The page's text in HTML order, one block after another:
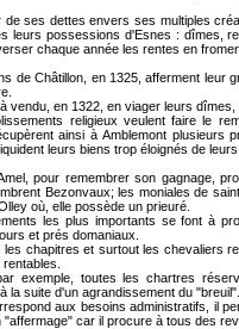
de ses dettes envers ses multiples
leurs possessions d'Esnes : dîmes,
chaque année les rentes en
de Châtillon, en 1325, afferment leur
vendu, en 1322, en viager leurs
religieux veulent faire le
ainsi à Amblemont
leurs biens trop éloignés de
pour remembrer son gagnage,
Bezonvaux; les moniales de
où, elle possède un prieuré.
les plus importants se font à
et prés domaniaux.
les chapitres et surtout les chevaliers
exemple, toutes les chartres
la suite d'un agrandissement du "breuil".
aux besoins administratifs, il
"affermage" car il procure à tous des